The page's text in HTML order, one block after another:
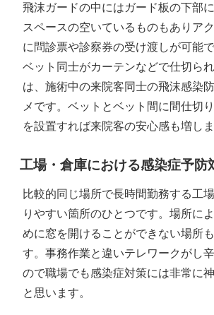
飛沫ガードの中にはガード板の下部
スペースの空いているものもありア
に問診票や診察券の受け渡しが可能
ベット同士がカーテンなどで仕切ら
は、施術中の来院客同士の飛沫感染
メです。ベットとベット間に間仕切
を設置すれば来院客の安心感も増しま
工場・倉庫における感染症予防
比較的同じ場所で長時間勤務する工
りやすい箇所のひとつです。場所に
めに窓を開けることができない場所
す。事務作業と違いテレワークがし
ので職場でも感染症対策には非常に
と思います。